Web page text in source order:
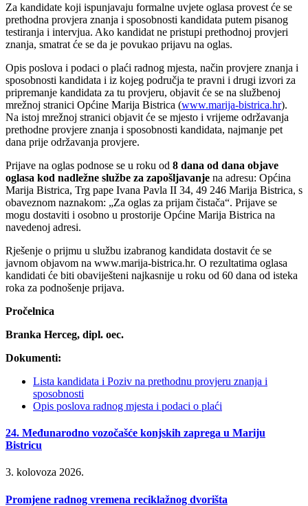
Za kandidate koji ispunjavaju formalne uvjete oglasa provest će se
prethodna provjera znanja i sposobnosti kandidata putem pisanog
testiranja i intervjua. Ako kandidat ne pristupi prethodnoj provjeri
znanja, smatrat će se da je povukao prijavu na oglas.
Opis poslova i podaci o plaći radnog mjesta, način provjere znanja i
sposobnosti kandidata i iz kojeg područja te pravni i drugi izvori za
pripremanje kandidata za tu provjeru, objavit će se na službenoj
mrežnoj stranici Općine Marija Bistrica (www.marija-bistrica.hr).
Na istoj mrežnoj stranici objavit će se mjesto i vrijeme održavanja
prethodne provjere znanja i sposobnosti kandidata, najmanje pet
dana prije održavanja provjere.
Prijave na oglas podnose se u roku od 8 dana od dana objave
oglasa kod nadležne službe za zapošljavanje na adresu: Općina
Marija Bistrica, Trg pape Ivana Pavla II 34, 49 246 Marija Bistrica, s
obaveznom naznakom: „Za oglas za prijam čistača“. Prijave se
mogu dostaviti i osobno u prostorije Općine Marija Bistrica na
navedenoj adresi.
Rješenje o prijmu u službu izabranog kandidata dostavit će se
javnom objavom na www.marija-bistrica.hr. O rezultatima oglasa
kandidati će biti obaviješteni najkasnije u roku od 60 dana od isteka
roka za podnošenje prijava.
Pročelnica
Branka Herceg, dipl. oec.
Dokumenti:
Lista kandidata i Poziv na prethodnu provjeru znanja i
sposobnosti
Opis poslova radnog mjesta i podaci o plaći
24. Međunarodno vozočašće konjskih zaprega u Mariju
Bistricu
3. kolovoza 2026.
Promjene radnog vremena reciklažnog dvorišta